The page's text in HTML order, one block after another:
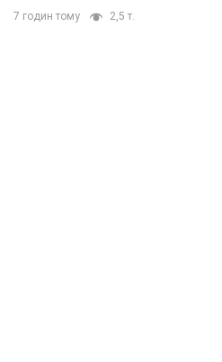
7 годин тому 2,5 т.